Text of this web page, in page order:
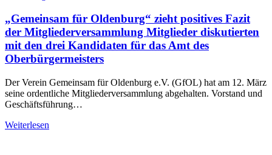
„Gemeinsam für Oldenburg“ zieht positives Fazit
der Mitgliederversammlung Mitglieder diskutierten
mit den drei Kandidaten für das Amt des
Oberbürgermeisters
Der Verein Gemeinsam für Oldenburg e.V. (GfOL) hat am 12. März
seine ordentliche Mitgliederversammlung abgehalten. Vorstand und
Geschäftsführung…
Weiterlesen